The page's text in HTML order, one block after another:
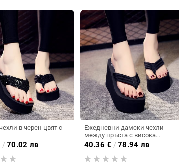
в черен цвят с
/70.02 лв
Ежедневни дамски чехли
между пръста с висока
платформа
40.36 € /78.94 лв